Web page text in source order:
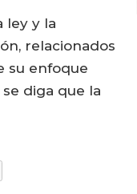
ley y la
relacionados
su enfoque
diga que la